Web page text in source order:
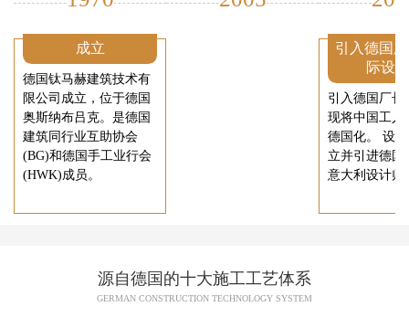
成立
德国钛马赫建筑技术有
限公司成立，位于德国
奥斯纳布吕克。是德国
建筑同行业互助协会
(BG)和德国手工业行会
(HWK)成员。
引入德国
际设
引入德国厂长
现将中国工人
德国化。 设
立并引进德国
意大利设计师
源自德国的十大施工工艺体系
GERMAN CONSTRUCTION TECHNOLOGY SYSTEM